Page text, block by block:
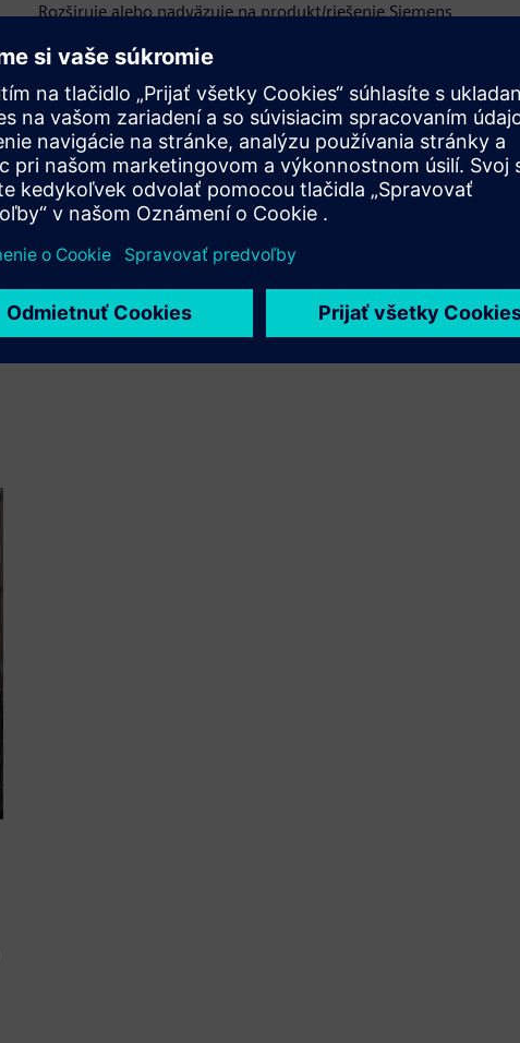
Rozširuje alebo nadväzuje na produkt/riešenie Siemens
nové zákaznícke riešenie integráciou produktu Siemens
Xcelerator a vlastného produktu
Service
Poskytuje službu pre produkt/riešenie Siemens Xcelerator,
ktorá pomáha zákazníkovi s jeho implementáciou,
integráciou, prevádzkou alebo údržbou.